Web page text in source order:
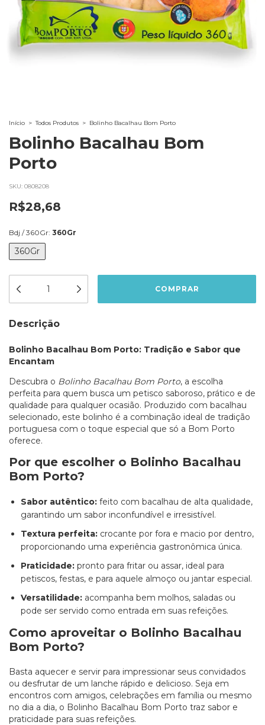
Início > Todos Produtos > Bolinho Bacalhau Bom Porto
Bolinho Bacalhau Bom
Porto
SKU: 0808208
R$28,68
Bdj / 360Gr: 360Gr
360Gr
Descrição
Bolinho Bacalhau Bom Porto: Tradição e Sabor que
Encantam
Descubra o Bolinho Bacalhau Bom Porto, a escolha
perfeita para quem busca um petisco saboroso, prático e de
qualidade para qualquer ocasião. Produzido com bacalhau
selecionado, este bolinho é a combinação ideal de tradição
portuguesa com o toque especial que só a Bom Porto
oferece.
Por que escolher o Bolinho Bacalhau
Bom Porto?
Sabor autêntico: feito com bacalhau de alta qualidade,
garantindo um sabor inconfundível e irresistível.
Textura perfeita: crocante por fora e macio por dentro,
proporcionando uma experiência gastronômica única.
Praticidade: pronto para fritar ou assar, ideal para
petiscos, festas, e para aquele almoço ou jantar especial.
Versatilidade: acompanha bem molhos, saladas ou
pode ser servido como entrada em suas refeições.
Como aproveitar o Bolinho Bacalhau
Bom Porto?
Basta aquecer e servir para impressionar seus convidados
ou desfrutar de um lanche rápido e delicioso. Seja em
encontros com amigos, celebrações em família ou mesmo
no dia a dia, o Bolinho Bacalhau Bom Porto traz sabor e
praticidade para suas refeições.